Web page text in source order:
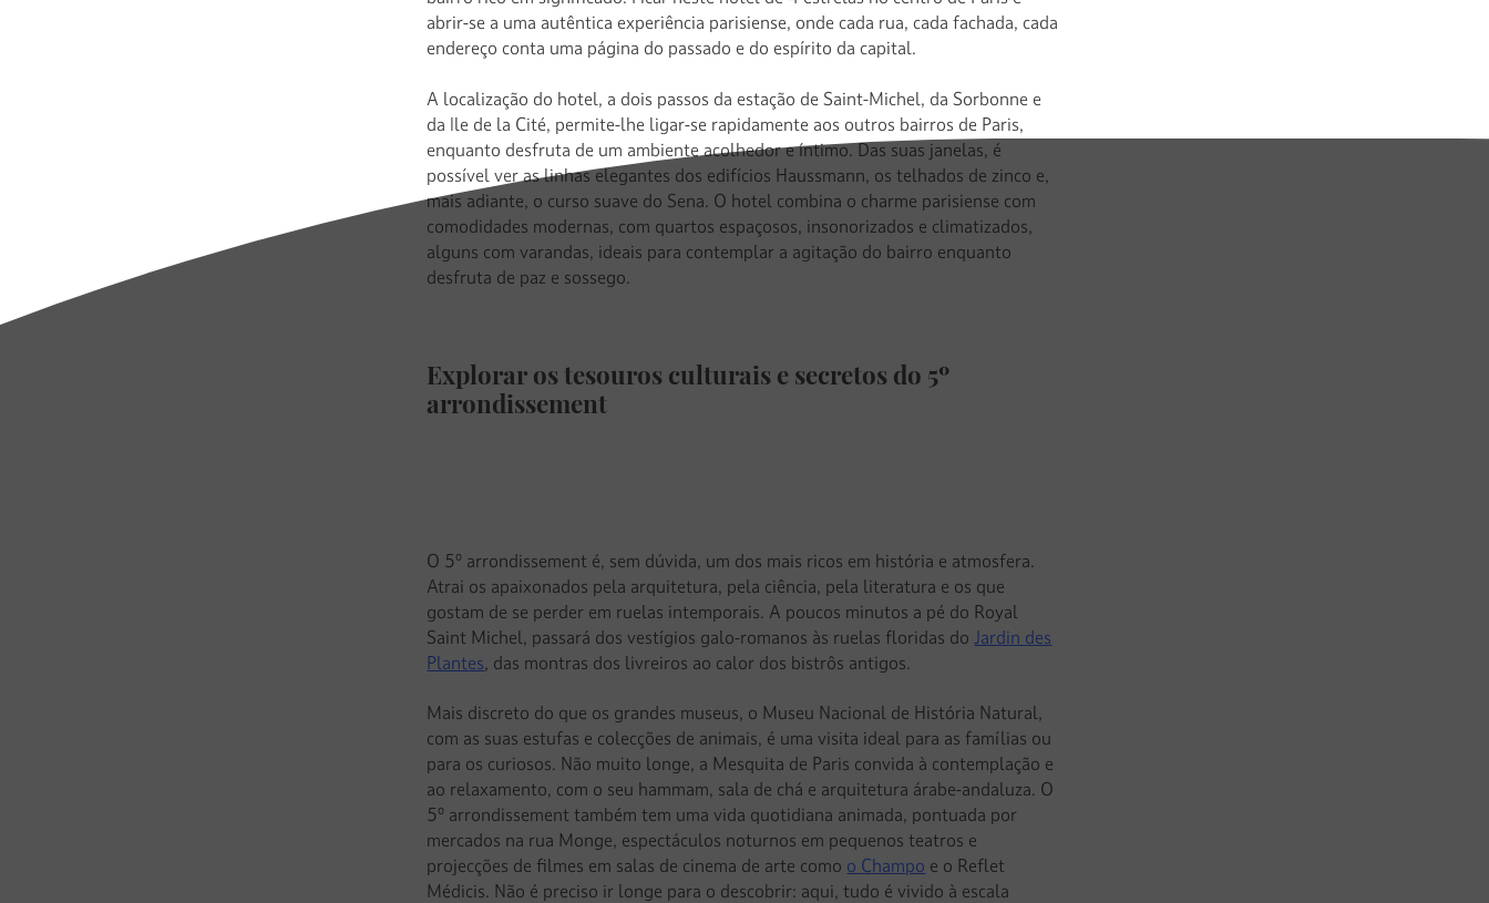
abrir-se a uma autêntica experiência parisiense, onde cada rua, cada fachada, cada
endereço conta uma página do passado e do espírito da capital.
A localização do hotel, a dois passos da estação de Saint-Michel, da Sorbonne e
da Ile de la Cité, permite-lhe ligar-se rapidamente aos outros bairros de Paris,
enquanto desfruta de um ambiente acolhedor e íntimo. Das suas janelas, é
possível ver as linhas elegantes dos edifícios Haussmann, os telhados de zinco e,
mais adiante, o curso suave do Sena. O hotel combina o charme parisiense com
comodidades modernas, com quartos espaçosos, insonorizados e climatizados,
alguns com varandas, ideais para contemplar a agitação do bairro enquanto
desfruta de paz e sossego.
Explorar os tesouros culturais e secretos do 5º
arrondissement
O 5º arrondissement é, sem dúvida, um dos mais ricos em história e atmosfera.
Atrai os apaixonados pela arquitetura, pela ciência, pela literatura e os que
gostam de se perder em ruelas intemporais. A poucos minutos a pé do Royal
Saint Michel, passará dos vestígios galo-romanos às ruelas floridas do Jardin des
Plantes, das montras dos livreiros ao calor dos bistrôs antigos.
Mais discreto do que os grandes museus, o Museu Nacional de História Natural,
com as suas estufas e colecções de animais, é uma visita ideal para as famílias ou
para os curiosos. Não muito longe, a Mesquita de Paris convida à contemplação e
ao relaxamento, com o seu hammam, sala de chá e arquitetura árabe-andaluza. O
5º arrondissement também tem uma vida quotidiana animada, pontuada por
mercados na rua Monge, espectáculos noturnos em pequenos teatros e
projecções de filmes em salas de cinema de arte como o Champo e o Reflet
Médicis. Não é preciso ir longe para o descobrir: aqui, tudo é vivido à escala